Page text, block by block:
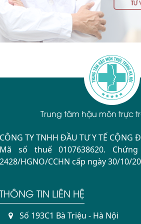
Trung tâm hậu môn trực
CÔNG TY TNHH ĐẦU TƯ Y TẾ CỘNG
Mã số thuế 0107638620.
2428/HGNO/CCHN cấp ngày 30/10/
THÔNG TIN LIÊN HỆ
Số 193C1 Bà Triệu - Hà Nội